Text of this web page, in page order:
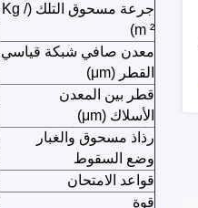
جرعة مسحوق التلك (Kg /
m ²)
معدن صافي شبكة قياسي
القطر (μm)
قطر بين المعدن
الأسلاك (μm)
رذاذ مسحوق والغبار
وضع السقوط
قواعد الامتحان
قوة